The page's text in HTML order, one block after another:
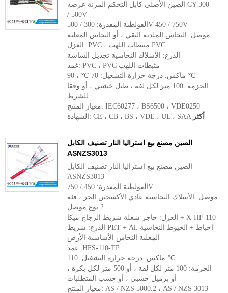
الصين الأصلي كابل التحكم المرنة عرضه CY 300
/ 500V
الفولطية المقدرة: 300 / 500V 450 / 750V
موصل: النحاس الملدنة النقي ، أو النحاس المعلبة
العزل: PVC ، مثبطات اللهب PVC
الدرع: الأسلاك النحاسية تجديل الشاشة
غمد: PVC ، PVC مثبطات اللهب
ماكس. درجة حرارة التشغيل: 70 ℃ ، 90 ℃
الحزمة: 100 متر لكل لفة ، طبل خشبي ، أو وفقا
للشرط
معيار المنتج: IEC60277 ، BS6500 ، VDE0250
الشهادة: CE ، CB ، BS ، VDE ، UL ، SAA أكثر
الصين مصنع بيع استراليا النار تصنيف الكابل
ASNZS3013
الصين مصنع بيع استراليا النار تصنيف الكابل
ASNZS3013
الفولطية المقدرة: 450 / 750V
موصل: الأسلاك النحاسية عادي الأكسجين الحر ، فئة
2 نوع موصل
العزل: حاجز شعلة شريط الزجاج ميكا + X-HF-110
الدرع: شريط PET + Al. احباط + الخيوط النحاسية
المعلبة النحاس الأساسية الأرض
غمد: HFS-110-TP
ماكس. درجة حرارة التشغيل: 110 ℃
الحزمة: 100 متر لكل لفة ، أو 500 متر لكل بكرة ،
أو برميل خشبي ، أو حسب المتطلبات
معيار المنتج: AS / NZS 5000.2 ، AS / NZS 3013